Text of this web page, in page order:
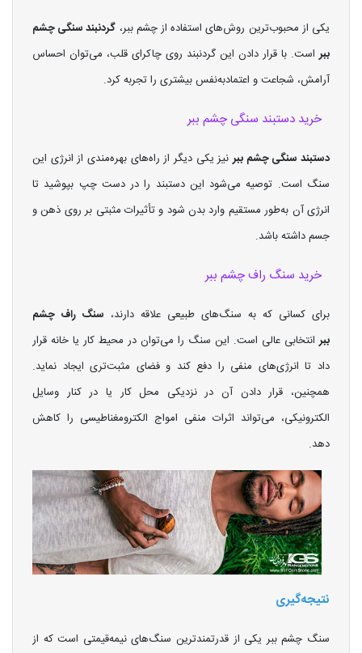
یکی از محبوب‌ترین روش‌های استفاده از چشم ببر، گردنبند سنگی چشم
ببراست. با قرار دادن این گردنبند روی چاکرای قلب، می‌توان احساس
آرامش، شجاعت و اعتمادبه‌نفس بیشتری را تجربه کرد.
خرید دستبند سنگی چشم ببر
دستبند سنگی چشم ببرنیز یکی دیگر از راه‌های بهره‌مندی از انرژی این
سنگ است. توصیه می‌شود این دستبند را در دست چپ بپوشید تا
انرژی آن به‌طور مستقیم وارد بدن شود و تأثیرات مثبتی بر روی ذهن و
جسم داشته باشد.
خرید سنگ راف چشم ببر
برای کسانی که به سنگ‌های طبیعی علاقه دارند، سنگ راف چشم
ببرانتخابی عالی است. این سنگ را می‌توان در محیط کار یا خانه قرار
داد تا انرژی‌های منفی را دفع کند و فضای مثبت‌تری ایجاد نماید.
همچنین، قرار دادن آن در نزدیکی محل کار یا در کنار وسایل
الکترونیکی، می‌تواند اثرات منفی امواج الکترومغناطیسی را کاهش
دهد.
نتیجه‌گیری
سنگ چشم ببر یکی از قدرتمندترین سنگ‌های نیمه‌قیمتی است که از